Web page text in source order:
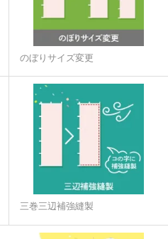
のぼりサイズ変更
三巻三辺補強縫製